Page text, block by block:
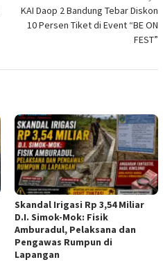
KAI Daop 2 Bandung Tebar Diskon
10 Persen Tiket di Event “BE ON
FEST”
Skandal Irigasi Rp 3,54 Miliar
D.I. Simok-Mok: Fisik
Amburadul, Pelaksana dan
Pengawas Rumpun di
Lapangan